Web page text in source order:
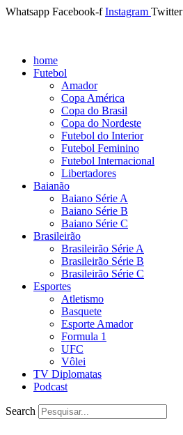
Whatsapp Facebook-f Instagram Twitter
home
Futebol
Amador
Copa América
Copa do Brasil
Copa do Nordeste
Futebol do Interior
Futebol Feminino
Futebol Internacional
Libertadores
Baianão
Baiano Série A
Baiano Série B
Baiano Série C
Brasileirão
Brasileirão Série A
Brasileirão Série B
Brasileirão Série C
Esportes
Atletismo
Basquete
Esporte Amador
Formula 1
UFC
Vôlei
TV Diplomatas
Podcast
Search